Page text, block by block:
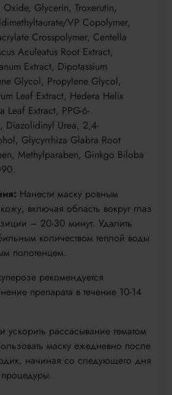
Glycerin, Troxerutin,
VP Copolymer,
Crosspolymer, Centella
Aculeatus Root Extract,
Extract, Dipotassium
Glycol, Propylene Glycol,
Leaf Extract, Hedera Helix
Leaf Extract, PPG-6-
Diazolidinyl Urea, 2,4-
Glycyrrhiza Glabra Root
Methylparaben, Ginkgo Biloba
Нанести маску ровным
включая область вокруг глаз
– 20-30 минут. Удалить
количеством теплой воды
полотенцем.
рекомендуется
препарата в течение 10-14
ускорить рассасывание гематом
маску ежедневно после
начиная со следующего дня